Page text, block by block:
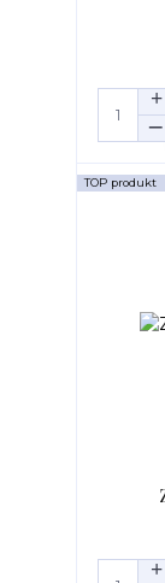
TOP produkt